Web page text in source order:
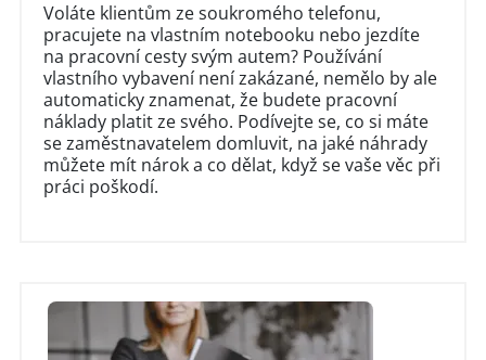
Voláte klientům ze soukromého telefonu,
pracujete na vlastním notebooku nebo jezdíte
na pracovní cesty svým autem? Používání
vlastního vybavení není zakázané, nemělo by ale
automaticky znamenat, že budete pracovní
náklady platit ze svého. Podívejte se, co si máte
se zaměstnavatelem domluvit, na jaké náhrady
můžete mít nárok a co dělat, když se vaše věc při
práci poškodí.